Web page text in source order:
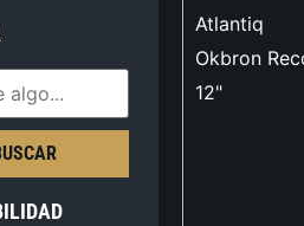
Atlantiq
Okbron
12"